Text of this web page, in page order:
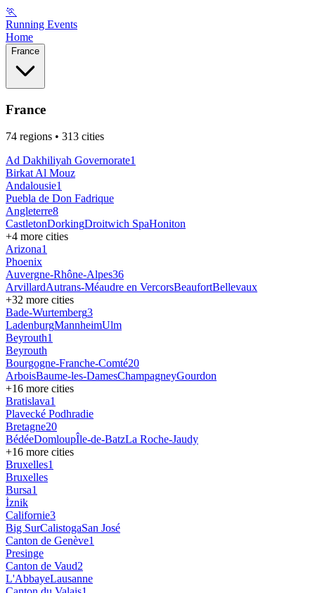
🏃
Running Events
Home
France
France
74 regions • 313 cities
Ad Dakhiliyah ‍Governorate1
Birkat Al Mouz
Andalousie1
Puebla de Don Fadrique
Angleterre8
CastletonDorkingDroitwich SpaHoniton
+4 more cities
Arizona1
Phoenix
Auvergne-Rhône-Alpes36
ArvillardAutrans-Méaudre en VercorsBeaufortBellevaux
+32 more cities
Bade-Wurtemberg3
LadenburgMannheimUlm
Beyrouth1
Beyrouth
Bourgogne-Franche-Comté20
ArboisBaume-les-DamesChampagneyGourdon
+16 more cities
Bratislava1
Plavecké Podhradie
Bretagne20
BédéeDomloupÎle-de-BatzLa Roche-Jaudy
+16 more cities
Bruxelles1
Bruxelles
Bursa1
İznik
Californie3
Big SurCalistogaSan José
Canton de Genève1
Presinge
Canton de Vaud2
L'AbbayeLausanne